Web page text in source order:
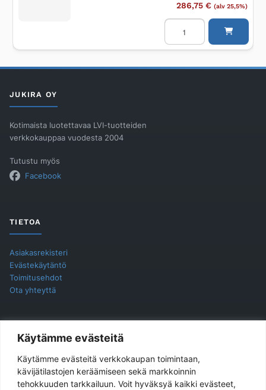
Käytämme evästeitä
Käytämme evästeitä verkkokaupan toimintaan,
kävijätilastojen keräämiseen sekä markkoinnin
tehokkuuden tarkkailuun. Voit hyväksyä kaikki evästeet,
286,75 € (alv 25,5%)
Lattiakaivokaluste
Unidrain
800mm,
takaseinälaippa
JUKIRA OY
Kotimaista luotettavaa LVI-tuotteiden
verkkokauppaa vuodesta 2004
Tutustu myös
Facebook
TIETOA
Asiakasrekisteri
Evästekäytäntö
Toimitusehdot
Ota yhteyttä
YHTEYSTIEDOT
Jukira Oy
Haarlankatu 4 B 2